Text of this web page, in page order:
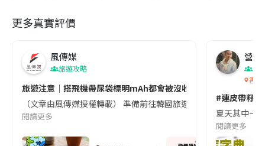
更多真實評價
風傳媒
旅遊攻略
旅遊注意｜搭飛機帶尿袋標明mAh都會被沒收😱出發前切記檢查
（文章由風傳媒授權轉載） 準備前往韓國旅遊的民眾，近期要
閱讀更多
營養
香港
#連皮帶籽
夏天其中一
閱讀更多